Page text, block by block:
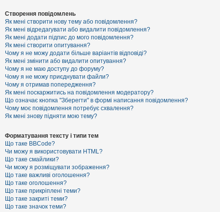
е
й
А
к
т
и
в
н
і
т
е
м
и
П
о
ш
у
к
Д
о
п
Створення повідомлень
Як мені створити нову тему або повідомлення?
Як мені відредагувати або видалити повідомлення?
Як мені додати підпис до мого повідомлення?
Як мені створити опитування?
Чому я не можу додати більше варіантів відповіді?
Як мені змінити або видалити опитування?
Чому я не маю доступу до форуму?
Чому я не можу приєднувати файли?
Чому я отримав попередження?
Як мені поскаржитись на повідомлення модератору?
Що означає кнопка "Зберегти" в формі написання повідомлення?
Чому моє повідомлення потребує схвалення?
Як мені знову підняти мою тему?
Форматування тексту і типи тем
Що таке BBCode?
Чи можу я використовувати HTML?
Що таке смайлики?
Чи можу я розміщувати зображення?
Що таке важливі оголошення?
Що таке оголошення?
Що таке прикріплені теми?
Що таке закриті теми?
Що таке значок теми?